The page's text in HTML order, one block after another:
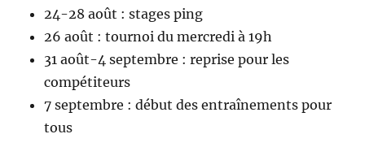
24-28 août : stages ping
26 août : tournoi du mercredi à 19h
31 août-4 septembre : reprise pour les
compétiteurs
7 septembre : début des entraînements pour
tous